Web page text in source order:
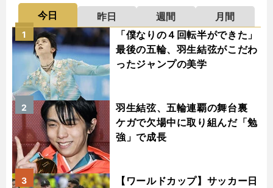
今日 昨日 週間
月間
「僕なりの４回転半ができた」
最後の五輪、羽生結弦がこだわ
ったジャンプの美学
1
羽生結弦、五輪連覇の舞台裏
ケガで欠場中に取り組んだ「勉
強」で成長
2
【ワールドカップ】サッカー日
3